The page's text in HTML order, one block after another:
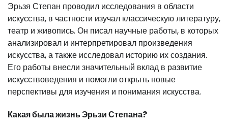
Эрьзя Степан проводил исследования в области
искусства, в частности изучал классическую литературу,
театр и живопись. Он писал научные работы, в которых
анализировал и интерпретировал произведения
искусства, а также исследовал историю их создания.
Его работы внесли значительный вклад в развитие
искусствоведения и помогли открыть новые
перспективы для изучения и понимания искусства.
Какая была жизнь Эрьзи Степана?